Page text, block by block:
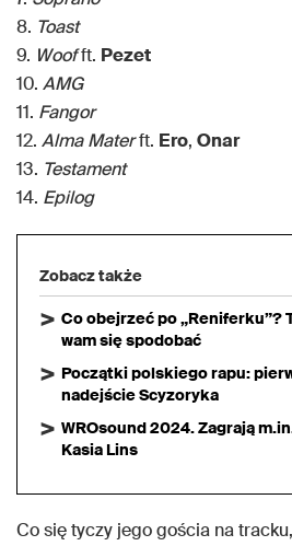
8. Toast
9. Woofft. Pezet
10. AMG
11. Fangor
12. Alma Materft. Ero, Onar
13. Testament
14. Epilog
Zobacz także
Co obejrzeć po „Reniferku”?
wam się spodobać
Początki polskiego rapu:
nadejście Scyzoryka
WROsound 2024. Zagrają
Kasia Lins
Co się tyczy jego gościa na